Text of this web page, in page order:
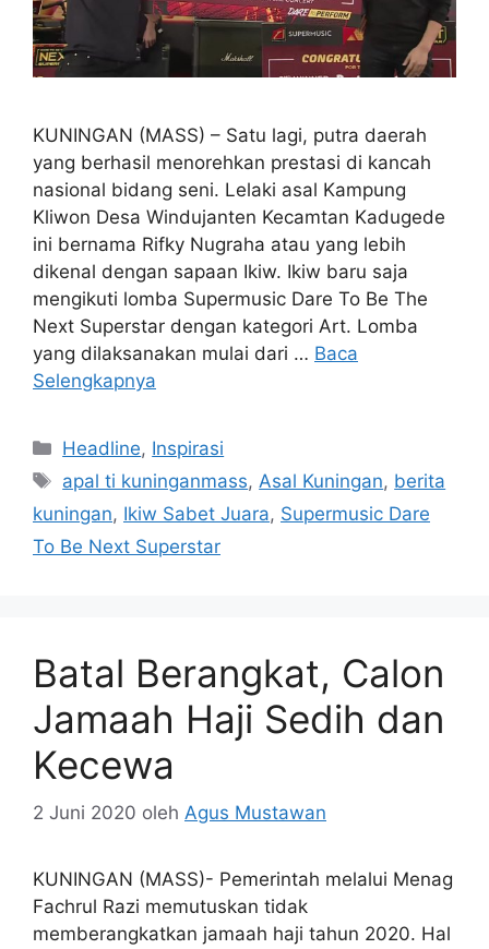
KUNINGAN (MASS) – Satu lagi, putra daerah
yang berhasil menorehkan prestasi di kancah
nasional bidang seni. Lelaki asal Kampung
Kliwon Desa Windujanten Kecamtan Kadugede
ini bernama Rifky Nugraha atau yang lebih
dikenal dengan sapaan Ikiw. Ikiw baru saja
mengikuti lomba Supermusic Dare To Be The
Next Superstar dengan kategori Art. Lomba
yang dilaksanakan mulai dari … Baca
Selengkapnya
Kategori
Headline, Inspirasi
Tag
apal ti kuninganmass, Asal Kuningan, berita
kuningan, Ikiw Sabet Juara, Supermusic Dare
To Be Next Superstar
Batal Berangkat, Calon
Jamaah Haji Sedih dan
Kecewa
2 Juni 2020 oleh Agus Mustawan
KUNINGAN (MASS)- Pemerintah melalui Menag
Fachrul Razi memutuskan tidak
memberangkatkan jamaah haji tahun 2020. Hal